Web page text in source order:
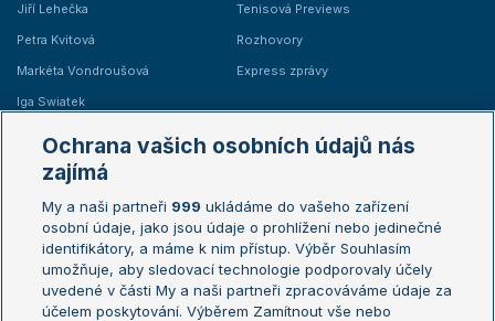
Jiří Lehečka
Petra Kvitová
Markéta Vondroušová
Iga Swiatek
Tenisová Previews
Rozhovory
Express zprávy
Žebříčky
Žebříček ATP (muži)
Žebříček WTA (ženy)
Sázkařský žebříček
Australian Open
French Open
Wimbledon
US Open
Ochrana vašich osobních údajů nás
zajímá
My a naši partneři 999 ukládáme do vašeho zařízení
osobní údaje, jako jsou údaje o prohlížení nebo jedinečné
identifikátory, a máme k nim přístup. Výběr Souhlasím
umožňuje, aby sledovací technologie podporovaly účely
uvedené v části My a naši partneři zpracováváme údaje za
účelem poskytování. Výběrem Zamítnout vše nebo